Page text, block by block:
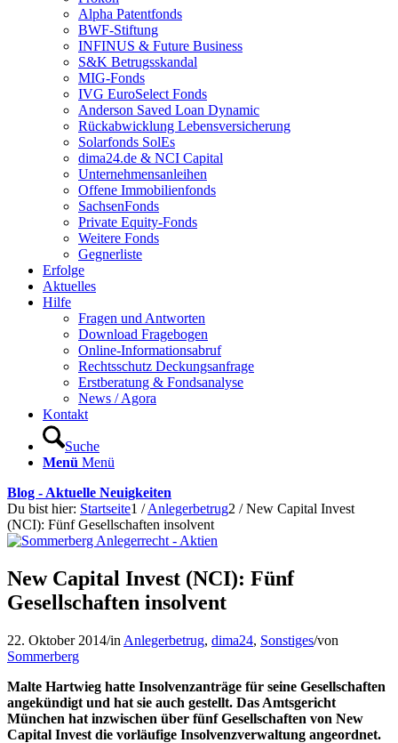
Alpha Patentfonds
BWF-Stiftung
INFINUS & Future Business
S&K Betrugsskandal
MIG-Fonds
IVG EuroSelect Fonds
Anderson Saved Loan Dynamic
Rückabwicklung Lebensversicherung
Solarfonds SolEs
dima24.de & NCI Capital
Unternehmensanleihen
Offene Immobilienfonds
SachsenFonds
Private Equity-Fonds
Weitere Fonds
Gegnerliste
Erfolge
Aktuelles
Hilfe
Fragen und Antworten
Download Fragebogen
Online-Informationsabruf
Rechtsschutz Deckungsanfrage
Erstberatung & Fondsanalyse
News / Agora
Kontakt
Suche
Menü Menü
Blog - Aktuelle Neuigkeiten
Du bist hier: Startseite1 / Anlegerbetrug2 / New Capital Invest
(NCI): Fünf Gesellschaften insolvent
New Capital Invest (NCI): Fünf
Gesellschaften insolvent
22. Oktober 2014/in Anlegerbetrug, dima24, Sonstiges/von
Sommerberg
Malte Hartwieg hatte Insolvenzanträge für seine Gesellschaften
angekündigt und hat sie auch gestellt. Das Amtsgericht
München hat inzwischen über fünf Gesellschaften von New
Capital Invest die vorläufige Insolvenzverwaltung angeordnet.